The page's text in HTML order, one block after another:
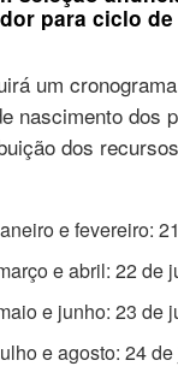
para ciclo de
um
nascimento dos
dos
e fevereiro:
e abril: 22 de
e junho: 23 de
e agosto: 24